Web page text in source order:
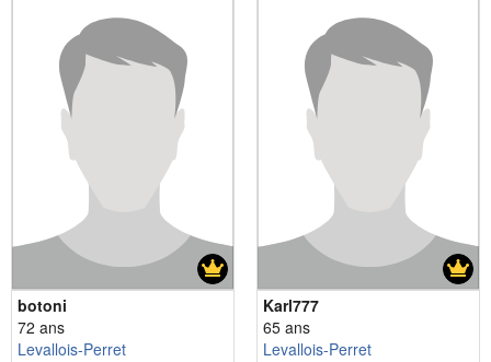
botoni
72 ans
Levallois-Perret
Karl777
65 ans
Levallois-Perret